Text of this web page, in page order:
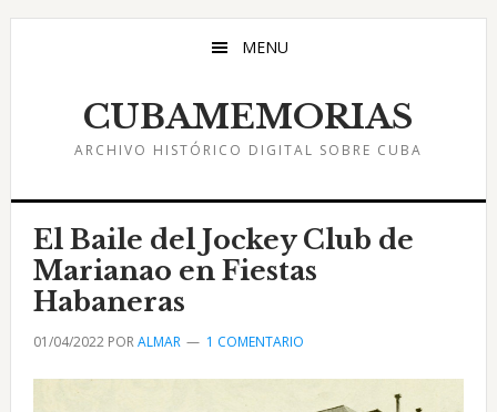
Saltar
Saltar
Saltar
MENU
CUBAMEMORIAS
ARCHIVO HISTÓRICO DIGITAL SOBRE CUBA
El Baile del Jockey Club de
Marianao en Fiestas
Habaneras
01/04/2022PORALMAR 1 COMENTARIO